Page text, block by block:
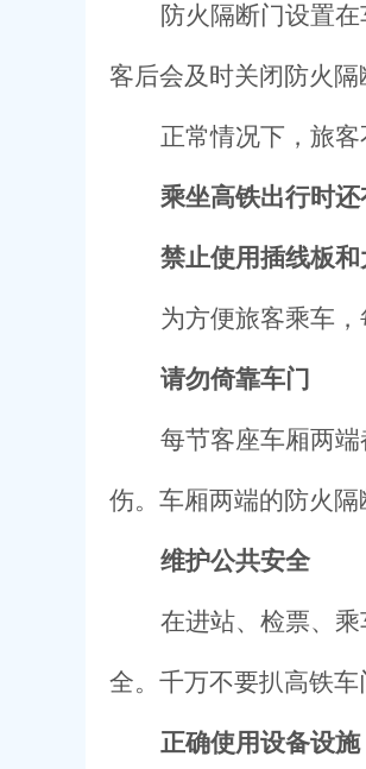
防火隔断门设置
客后会及时关闭防火隔
正常情况下，旅
乘坐高铁出行时
禁止使用插线板
为方便旅客乘车
请勿倚靠车门
每节客座车厢两
伤。车厢两端的防火隔
维护公共安全
在进站、检票、
全。千万不要扒高铁车
正确使用设备设施